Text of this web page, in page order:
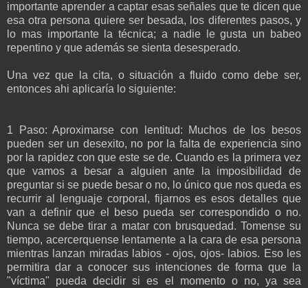
importante aprender a captar esas señales que te dicen que
esa otra persona quiere ser besada, los diferentes pasos, y
lo mas importante la técnica; a nadie le gusta un babeo
repentino y que además se sienta desesperado.
Una vez que la cita, o situación a fluido como debe ser,
entonces ahi aplicaría lo siguiente:
1 Paso: Aproximarse con lentitud: Muchos de los besos
pueden ser un desexito, no por la falta de experiencia sino
por la rapidez con que este se de. Cuando es la primera vez
que vamos a besar a alguien ante la imposibilidad de
preguntar si se puede besar o no, lo único que nos queda es
recurrir al lenguaje corporal, fijarnos es esos detalles que
van a definir que el beso pueda ser correspondido o no.
Nunca se debe tirar a matar con brusquedad. Tomense su
tiempo, acercerquense lentamente a la cara de esa persona
mientras lanzan miradas labios - ojos, ojos- labios. Eso les
permitira dar a conocer sus intenciones de forma que la
"víctima" pueda decidir si es el momento o no, ya sea